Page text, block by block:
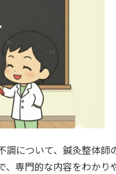
について、鍼灸整体
専門的な内容をわかり